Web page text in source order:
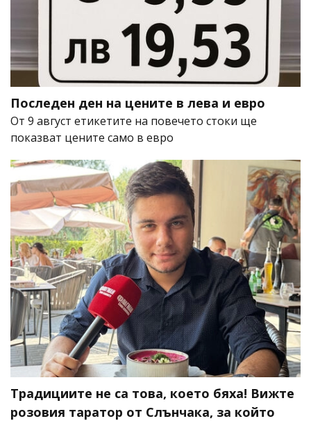
Последен ден на цените в лева и евро
От 9 август етикетите на повечето стоки ще
показват цените само в евро
Традициите не са това, което бяха! Вижте
розовия таратор от Слънчака, за който